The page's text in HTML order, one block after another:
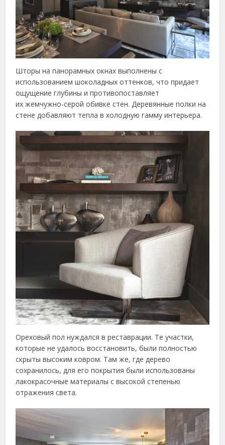
Шторы на панорамных окнах выполнены с
использованием шоколадных оттенков, что придает
ощущение глубины и противопоставляет
их жемчужно-серой обивке стен. Деревянные полки на
стене добавляют тепла в холодную гамму интерьера.
Ореховый пол нуждался в реставрации. Те участки,
которые не удалось восстановить, были полностью
скрыты высоким ковром. Там же, где дерево
сохранилось, для его покрытия были использованы
лакокрасочные материалы с высокой степенью
отражения света.